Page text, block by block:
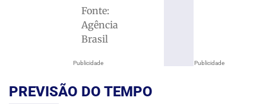
Publicidade
Fonte:
Agência
Brasil
Publicidade
PREVISÃO DO TEMPO